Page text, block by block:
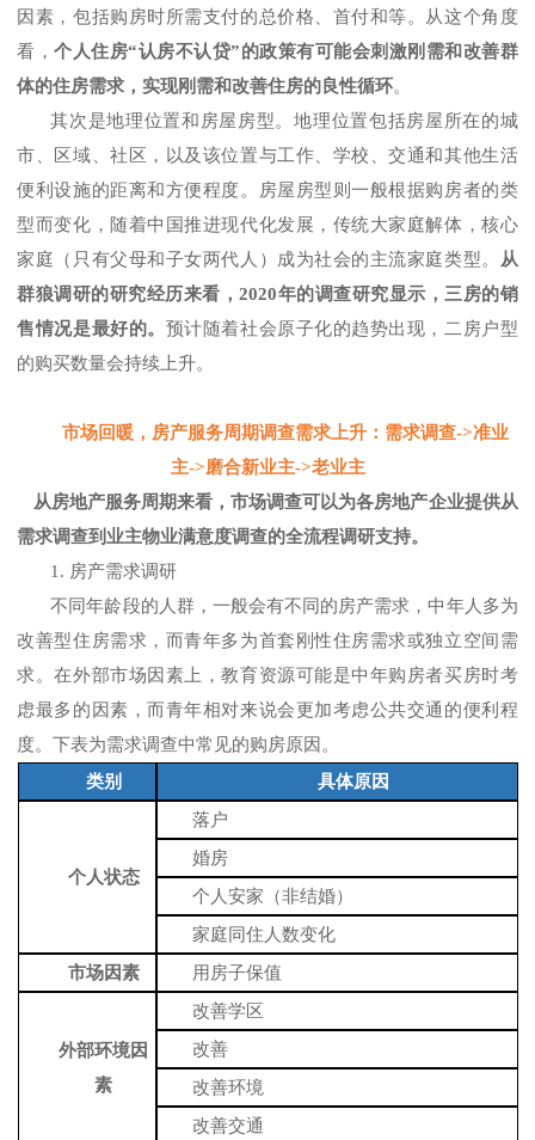
因素，包括购房时所需支付的总价格、首付和等。从这个角度
看，个人住房“认房不认贷”的政策有可能会刺激刚需和改善群
体的住房需求，实现刚需和改善住房的良性循环。
其次是地理位置和房屋房型。地理位置包括房屋所在的城
市、区域、社区，以及该位置与工作、学校、交通和其他生活
便利设施的距离和方便程度。房屋房型则一般根据购房者的类
型而变化，随着中国推进现代化发展，传统大家庭解体，核心
家庭（只有父母和子女两代人）成为社会的主流家庭类型。 从
群狼调研的研究经历来看，2020年的调查研究显示，三房的销
售情况是最好的。 预计随着社会原子化的趋势出现，二房户型
的购买数量会持续上升。
市场回暖，房产服务周期调查需求上升：需求调查->准业
主->磨合新业主->老业主
从房地产服务周期来看，市场调查可以为各房地产企业提供从
需求调查到业主物业满意度调查的全流程调研支持。
1. 房产需求调研
不同年龄段的人群，一般会有不同的房产需求，中年人多为
改善型住房需求，而青年多为首套刚性住房需求或独立空间需
求。在外部市场因素上，教育资源可能是中年购房者买房时考
虑最多的因素，而青年相对来说会更加考虑公共交通的便利程
度。下表为需求调查中常见的购房原因。
类别
具体原因
个人状态
落户
婚房
个人安家（非结婚）
家庭同住人 数变化
市场因素
用 房子保值
外部环境因
素
改善学区
改善
改善环境
改善交通